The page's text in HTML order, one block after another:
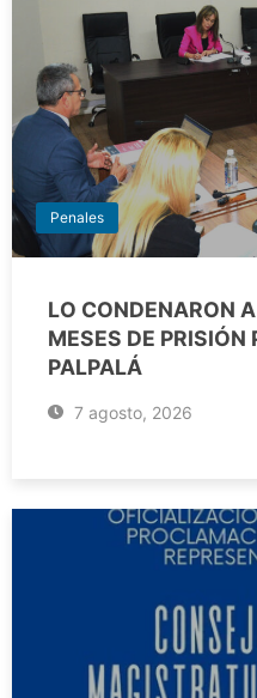
Penales
LO CONDENARON
MESES DE PRISIÓN
PALPALÁ
7 agosto, 2026